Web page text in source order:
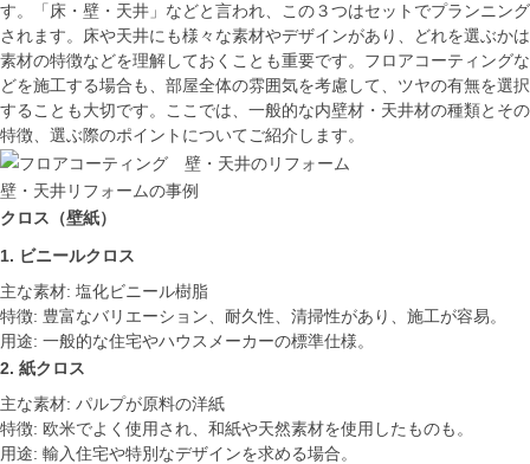
す。「床・壁・天井」などと言われ、この３つはセットでプランニング
されます。床や天井にも様々な素材やデザインがあり、どれを選ぶかは
素材の特徴などを理解しておくことも重要です。フロアコーティングな
どを施工する場合も、部屋全体の雰囲気を考慮して、ツヤの有無を選択
することも大切です。ここでは、一般的な内壁材・天井材の種類とその
特徴、選ぶ際のポイントについてご紹介します。
壁・天井リフォームの事例
クロス（壁紙）
1. ビニールクロス
主な素材: 塩化ビニール樹脂
特徴: 豊富なバリエーション、耐久性、清掃性があり、施工が容易。
用途: 一般的な住宅やハウスメーカーの標準仕様。
2. 紙クロス
主な素材: パルプが原料の洋紙
特徴: 欧米でよく使用され、和紙や天然素材を使用したものも。
用途: 輸入住宅や特別なデザインを求める場合。